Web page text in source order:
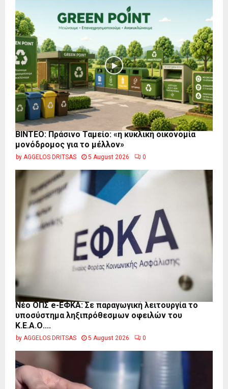
BINTEO: Πράσινο Ταμείο: «η κυκλική οικονομία
μονόδρομος για το μέλλον»
by AGGELOS DRITSAS 5 August 2026 0
Νέο ΟΠΣ e-ΕΦΚΑ: Σε παραγωγική λειτουργία το
υποσύστημα ληξιπρόθεσμων οφειλών του
Κ.Ε.Α.Ο....
by AGGELOS DRITSAS 5 August 2026 0